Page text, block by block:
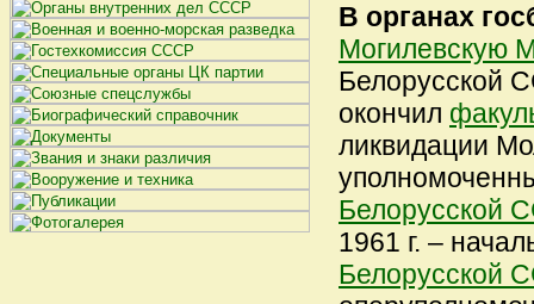
В органах
Могилевскую
Белорусской
окончил
ликвидации
Белорусской
1961 г. –
Белорусской